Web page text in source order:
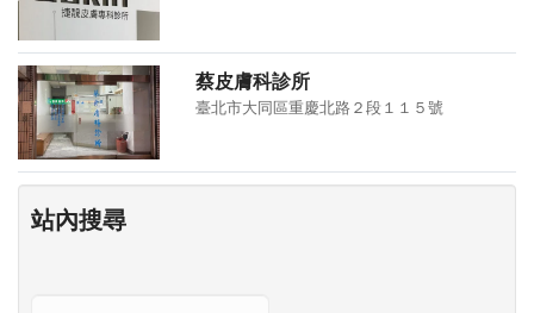
蔡皮膚科診所
臺北市大同區重慶北路２段１１５號
站內搜尋